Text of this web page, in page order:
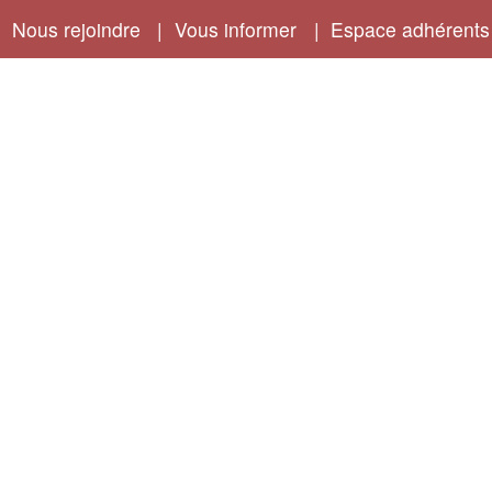
Nous rejoindre | Vous informer | Espace adhérents